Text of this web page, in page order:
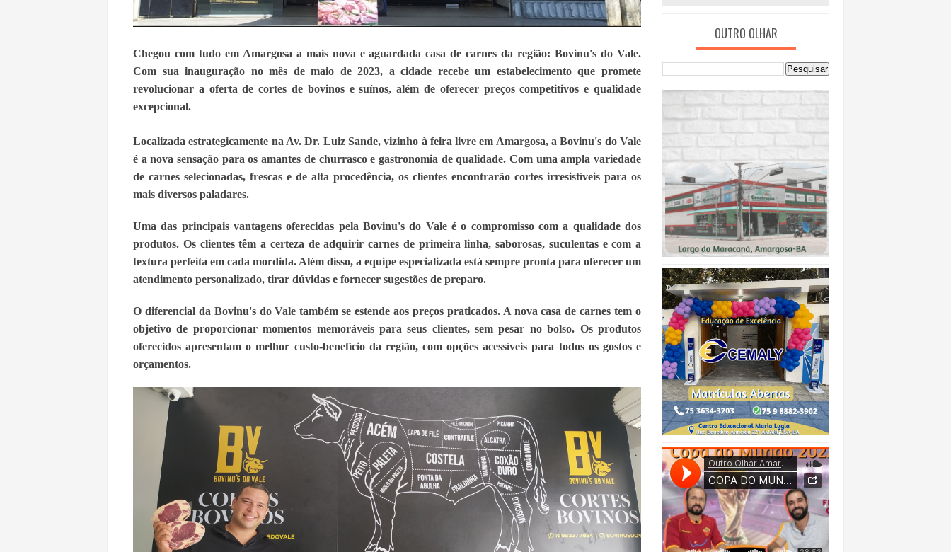
Chegou com tudo em Amargosa a mais nova e aguardada casa de carnes da região: Bovinu's do Vale.
Com sua inauguração no mês de maio de 2023, a cidade recebe um estabelecimento que promete
revolucionar a oferta de cortes de bovinos e suínos, além de oferecer preços competitivos e qualidade
excepcional.
Localizada estrategicamente na Av. Dr. Luiz Sande, vizinho à feira livre em Amargosa, a Bovinu's do Vale
é a nova sensação para os amantes de churrasco e gastronomia de qualidade. Com uma ampla variedade
de carnes selecionadas, frescas e de alta procedência, os clientes encontrarão cortes irresistíveis para os
mais diversos paladares.
Uma das principais vantagens oferecidas pela Bovinu's do Vale é o compromisso com a qualidade dos
produtos. Os clientes têm a certeza de adquirir carnes de primeira linha, saborosas, suculentas e com a
textura perfeita em cada mordida. Além disso, a equipe especializada está sempre pronta para oferecer um
atendimento personalizado, tirar dúvidas e fornecer sugestões de preparo.
O diferencial da Bovinu's do Vale também se estende aos preços praticados. A nova casa de carnes tem o
objetivo de proporcionar momentos memoráveis para seus clientes, sem pesar no bolso. Os produtos
oferecidos apresentam o melhor custo-benefício da região, com opções acessíveis para todos os gostos e
orçamentos.
OUTRO OLHAR